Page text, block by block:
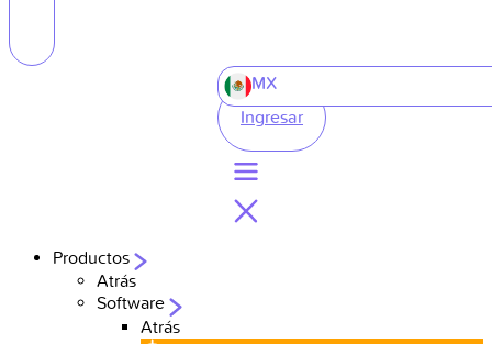
MX
Ingresar
Productos
Atrás
Software
Atrás